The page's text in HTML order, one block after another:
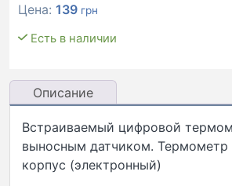
Цена:139 грн
Есть в наличии
Описание
Встраиваемый цифровой
выносным датчиком.
корпус (электронный)